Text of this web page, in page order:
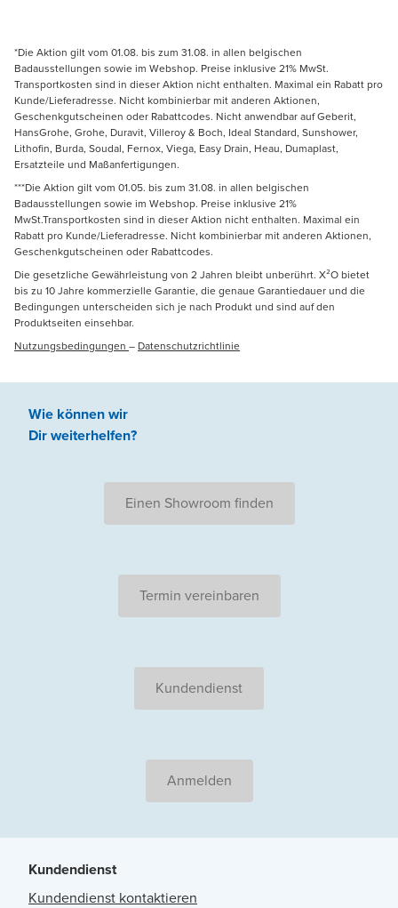
*Die Aktion gilt vom 01.08. bis zum 31.08. in allen belgischen
Badausstellungen sowie im Webshop. Preise inklusive 21% MwSt.
Transportkosten sind in dieser Aktion nicht enthalten. Maximal ein Rabatt pro
Kunde/Lieferadresse. Nicht kombinierbar mit anderen Aktionen,
Geschenkgutscheinen oder Rabattcodes. Nicht anwendbar auf Geberit,
HansGrohe, Grohe, Duravit, Villeroy & Boch, Ideal Standard, Sunshower,
Lithofin, Burda, Soudal, Fernox, Viega, Easy Drain, Heau, Dumaplast,
Ersatzteile und Maßanfertigungen.
***Die Aktion gilt vom 01.05. bis zum 31.08. in allen belgischen
Badausstellungen sowie im Webshop. Preise inklusive 21%
MwSt.Transportkosten sind in dieser Aktion nicht enthalten. Maximal ein
Rabatt pro Kunde/Lieferadresse. Nicht kombinierbar mit anderen Aktionen,
Geschenkgutscheinen oder Rabattcodes.
Die gesetzliche Gewährleistung von 2 Jahren bleibt unberührt. X²O bietet
bis zu 10 Jahre kommerzielle Garantie, die genaue Garantiedauer und die
Bedingungen unterscheiden sich je nach Produkt und sind auf den
Produktseiten einsehbar.
Nutzungsbedingungen – Datenschutzrichtlinie
Wie können wir
Dir weiterhelfen?
Einen Showroom finden
Termin vereinbaren
Kundendienst
Anmelden
Kundendienst
Kundendienst kontaktieren